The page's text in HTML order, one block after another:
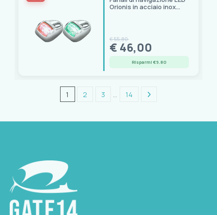
Orionis in acciaio inox
€ 55,80
€ 46,00
Risparmi €9.80
1 2 3 14